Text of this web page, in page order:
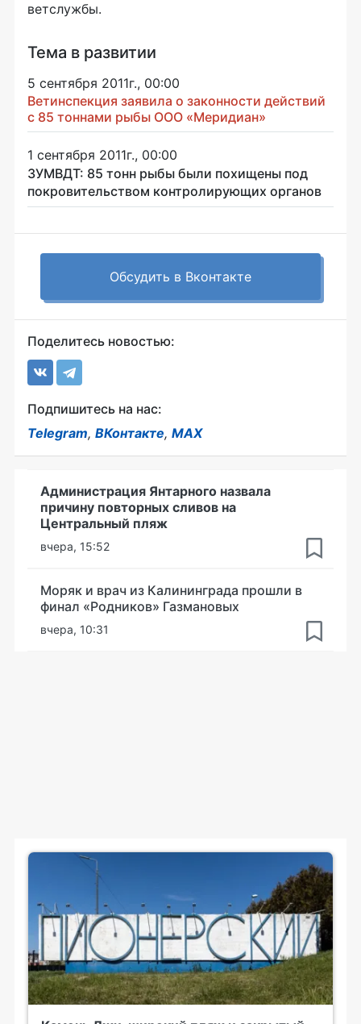
ветслужбы.
Тема в развитии
5 сентября 2011г., 00:00
Ветинспекция заявила о законности действий
c 85 тоннами рыбы ООО «Меридиан»
1 сентября 2011г., 00:00
ЗУМВДТ: 85 тонн рыбы были похищены под
покровительством контролирующих органов
Обсудить в Вконтакте
Поделитесь новостью:
Подпишитесь на нас:
Telegram, ВКонтакте, MAX
Администрация Янтарного назвала
причину повторных сливов на
Центральный пляж
вчера, 15:52
Моряк и врач из Калининграда прошли в
финал «Родников» Газмановых
вчера, 10:31